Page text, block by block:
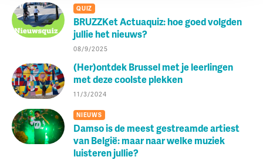
QUIZ
BRUZZKet Actuaquiz: hoe goed volgden
jullie het nieuws?
08/9/2025
(Her)ontdek Brussel met je leerlingen
met deze coolste plekken
11/3/2024
NIEUWS
Damso is de meest gestreamde artiest
van België: maar naar welke muziek
luisteren jullie?